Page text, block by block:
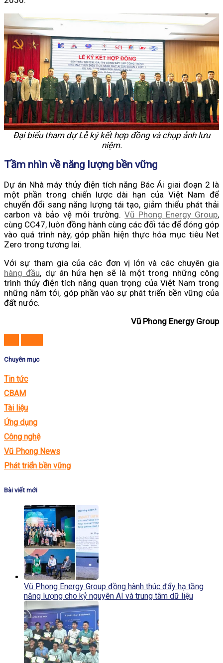
Đại biểu tham dự Lễ ký kết hợp đồng và chụp ảnh lưu
niệm.
Tầm nhìn về năng lượng bền vững
Dự án Nhà máy thủy điện tích năng Bác Ái giai đoạn 2 là
một phần trong chiến lược dài hạn của Việt Nam để
chuyển đổi sang năng lượng tái tạo, giảm thiểu phát thải
carbon và bảo vệ môi trường.Vũ Phong Energy Group,
cùng CC47, luôn đồng hành cùng các đối tác để đóng góp
vào quá trình này, góp phần hiện thực hóa mục tiêu Net
Zero trong tương lai.
Với sự tham gia của các đơn vị lớn và các chuyên gia
hàng đầu, dự án hứa hẹn sẽ là một trong những công
trình thủy điện tích năng quan trọng của Việt Nam trong
những năm tới, góp phần vào sự phát triển bền vững của
đất nước.
Vũ Phong Energy Group
Chuyên mục
Tin tức
CBAM
Tài liệu
Ứng dụng
Công nghệ
Vũ Phong News
Phát triển bền vững
Bài viết mới
Vũ Phong Energy Group đồng hành thúc đẩy hạ tầng
năng lượng cho kỷ nguyên AI và trung tâm dữ liệu